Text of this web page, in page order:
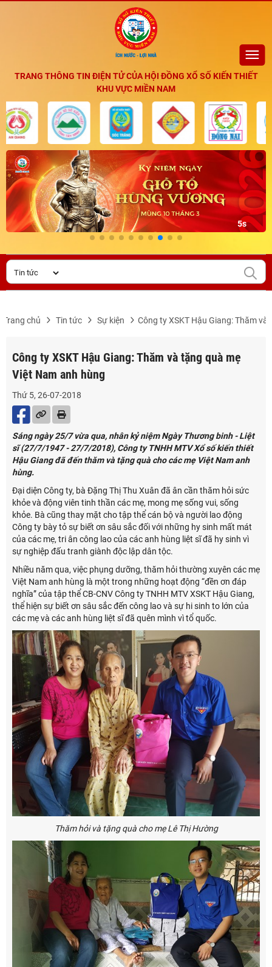
TRANG THÔNG TIN ĐIỆN TỬ CỦA HỘI ĐỒNG XỔ SỐ KIẾN THIẾT
KHU VỰC MIỀN NAM
4s
Trang chủ Tin tức Sự kiện Công ty XSKT Hậu Giang: Thăm
Công ty XSKT Hậu Giang: Thăm và tặng quà mẹ
Việt Nam anh hùng
Thứ 5, 26-07-2018
Sáng ngày 25/7 vừa qua, nhân kỷ niệm Ngày Thương binh - Liệt
sĩ (27/7/1947 - 27/7/2018), Công ty TNHH MTV Xổ số kiến thiết
Hậu Giang đã đến thăm và tặng quà cho các mẹ Việt Nam anh
hùng.
Đại diện Công ty, bà Đặng Thị Thu Xuân đã ân cần thăm hỏi sức
khỏe và động viên tinh thần các mẹ, mong mẹ sống vui, sống
khỏe. Bà cũng thay mặt cho tập thể cán bộ và người lao động
Công ty bày tỏ sự biết ơn sâu sắc đối với những hy sinh mất mát
của các mẹ, tri ân công lao của các anh hùng liệt sĩ đã hy sinh vì
sự nghiệp đấu tranh giành độc lập dân tộc.
Nhiều năm qua, việc phụng dưỡng, thăm hỏi thường xuyên các mẹ
Việt Nam anh hùng là một trong những hoạt động “đền ơn đáp
nghĩa” của tập thể CB-CNV Công ty TNHH MTV XSKT Hậu Giang,
thể hiện sự biết ơn sâu sắc đến công lao và sự hi sinh to lớn của
các mẹ và các anh hùng liệt sĩ đã quên mình vì tổ quốc.
Thăm hỏi và tặng quà cho mẹ Lê Thị Hường